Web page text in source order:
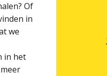
Of
in
we
in het